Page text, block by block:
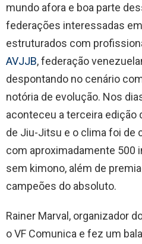
mundo afora e boa parte
federações interessadas
estruturados com
AVJJB, federação
despontando no cenário
notória de evolução. Nos
aconteceu a terceira edição
de Jiu-Jitsu e o clima foi de
com aproximadamente 500
sem kimono, além de
campeões do absoluto.
Rainer Marval, organizador
o VF Comunica e fez um